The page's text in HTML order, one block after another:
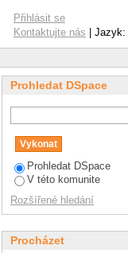
Přihlásit se
Kontaktujte nás | Jazyk:
Prohledat DSpace
Prohledat DSpace
V této komunite
Rozšířené hledání
Procházet